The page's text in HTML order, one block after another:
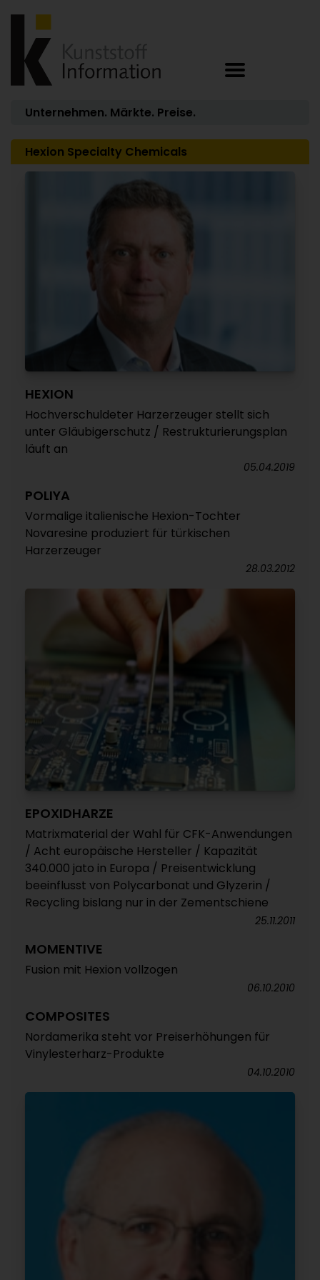
Unternehmen. Märkte. Preise.
Hexion Specialty Chemicals
HEXION
Hochverschuldeter Harzerzeuger stellt sich
unter Gläubigerschutz / Restrukturierungsplan
läuft an
05.04.2019
POLIYA
Vormalige italienische Hexion-Tochter
Novaresine produziert für türkischen
Harzerzeuger
28.03.2012
EPOXIDHARZE
Matrixmaterial der Wahl für CFK-Anwendungen
/ Acht europäische Hersteller / Kapazität
340.000 jato in Europa / Preisentwicklung
beeinflusst von Polycarbonat und Glyzerin /
Recycling bislang nur in der Zementschiene
25.11.2011
MOMENTIVE
Fusion mit Hexion vollzogen
06.10.2010
COMPOSITES
Nordamerika steht vor Preiserhöhungen für
Vinylesterharz-Produkte
04.10.2010